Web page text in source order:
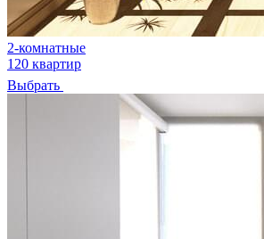
2-комнатные
120 квартир
Выбрать